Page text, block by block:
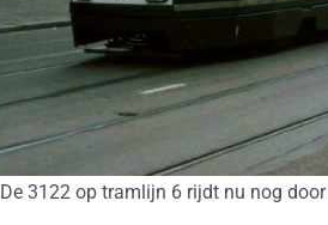
De 3122 op tramlijn 6 rijdt nu nog